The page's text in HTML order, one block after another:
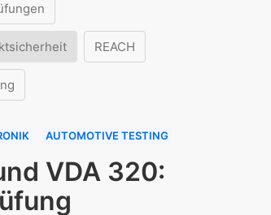
REACH
AUTOMOTIVE TESTING
VDA 320: